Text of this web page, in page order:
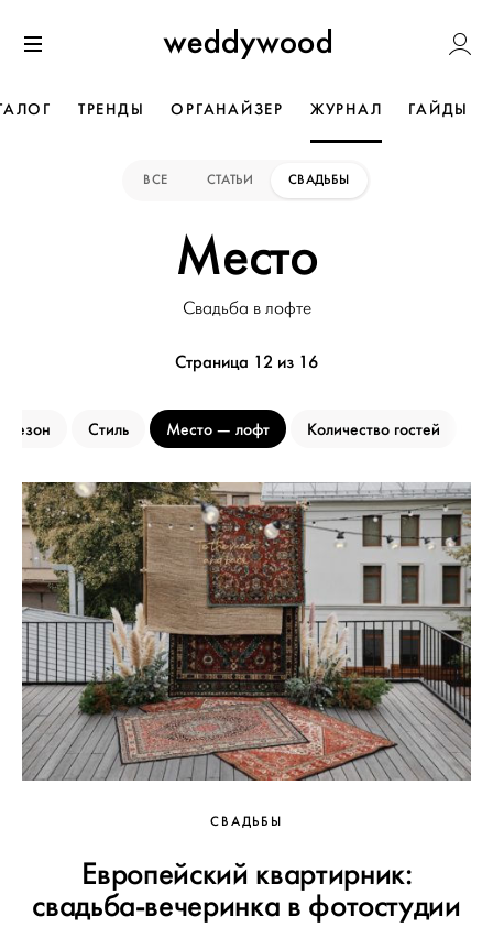
к содержанию
Weddywood
ТРЕНДЫ ОРГАНАЙЗЕР ЖУРНАЛ ГАЙДЫ
ВСЕ СТАТЬИ СВАДЬБЫ
Место
Свадьба в лофте
Страница 12 из 16
Сезон Стиль Место лофт Количество гостей
СВАДЬБЫ
Европейский квартирник:
свадьба-вечеринка в фотостудии